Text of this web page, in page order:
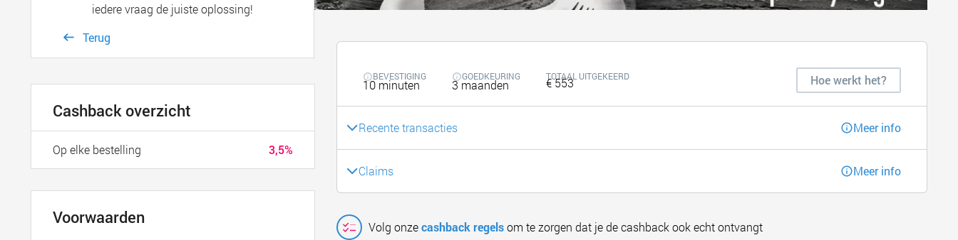
iedere vraag de juiste oplossing!
Terug
BEVESTIGING
10 minuten
GOEDKEURING
3 maanden
TOTAAL UITGEKEERD
€ 553 Hoe werkt het?
Recente transacties Meer info
Claims Meer info
Volg onzecashback regelsom te zorgen dat je de cashback ook echt ontvangt
Cashback overzicht
3,5%
Op elke bestelling
Voorwaarden